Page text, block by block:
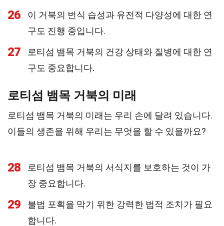
26
이 거북의 번식 습성과 유전적 다양성에 대한 연
구도 진행 중입니다.
27
로티섬 뱀목 거북의 건강 상태와 질병에 대한 연
구도 중요합니다.
로티섬 뱀목 거북의 미래
로티섬 뱀목 거북의 미래는 우리 손에 달려 있습니다.
이들의 생존을 위해 우리는 무엇을 할 수 있을까요?
28
로티섬 뱀목 거북의 서식지를 보호하는 것이 가
장 중요합니다.
29
불법 포획을 막기 위한 강력한 법적 조치가 필요
합니다.